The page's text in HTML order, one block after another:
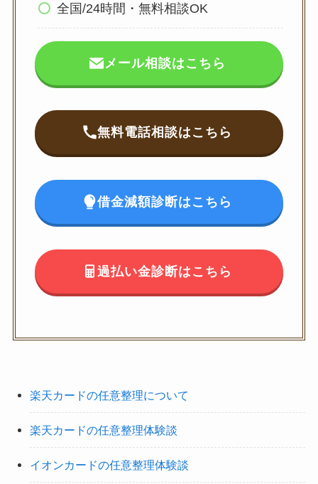
全国/24時間・無料相談OK
メール相談はこちら
無料電話相談はこちら
借金減額診断はこちら
過払い金診断はこちら
楽天カードの任意整理について
楽天カードの任意整理体験談
イオンカードの任意整理体験談